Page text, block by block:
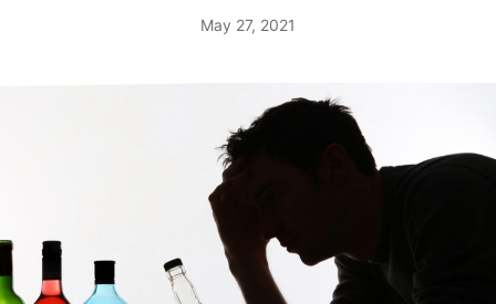
May 27, 2021